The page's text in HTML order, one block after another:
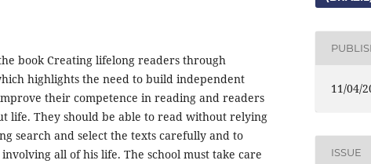
book Creating lifelong readers through
highlights the need to build independent
their competence in reading and readers
life. They should be able to read without relying
search and select the texts carefully and to
all of his life. The school must take care
11/04/
ISSUE